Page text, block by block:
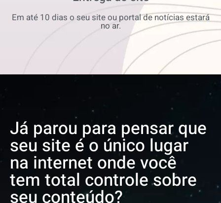
Em até 10 dias o seu site ou portal de notícias estará
no ar.
Já parou para pensar que
seu site é o único lugar
na internet onde você
tem total controle sobre
seu conteúdo?